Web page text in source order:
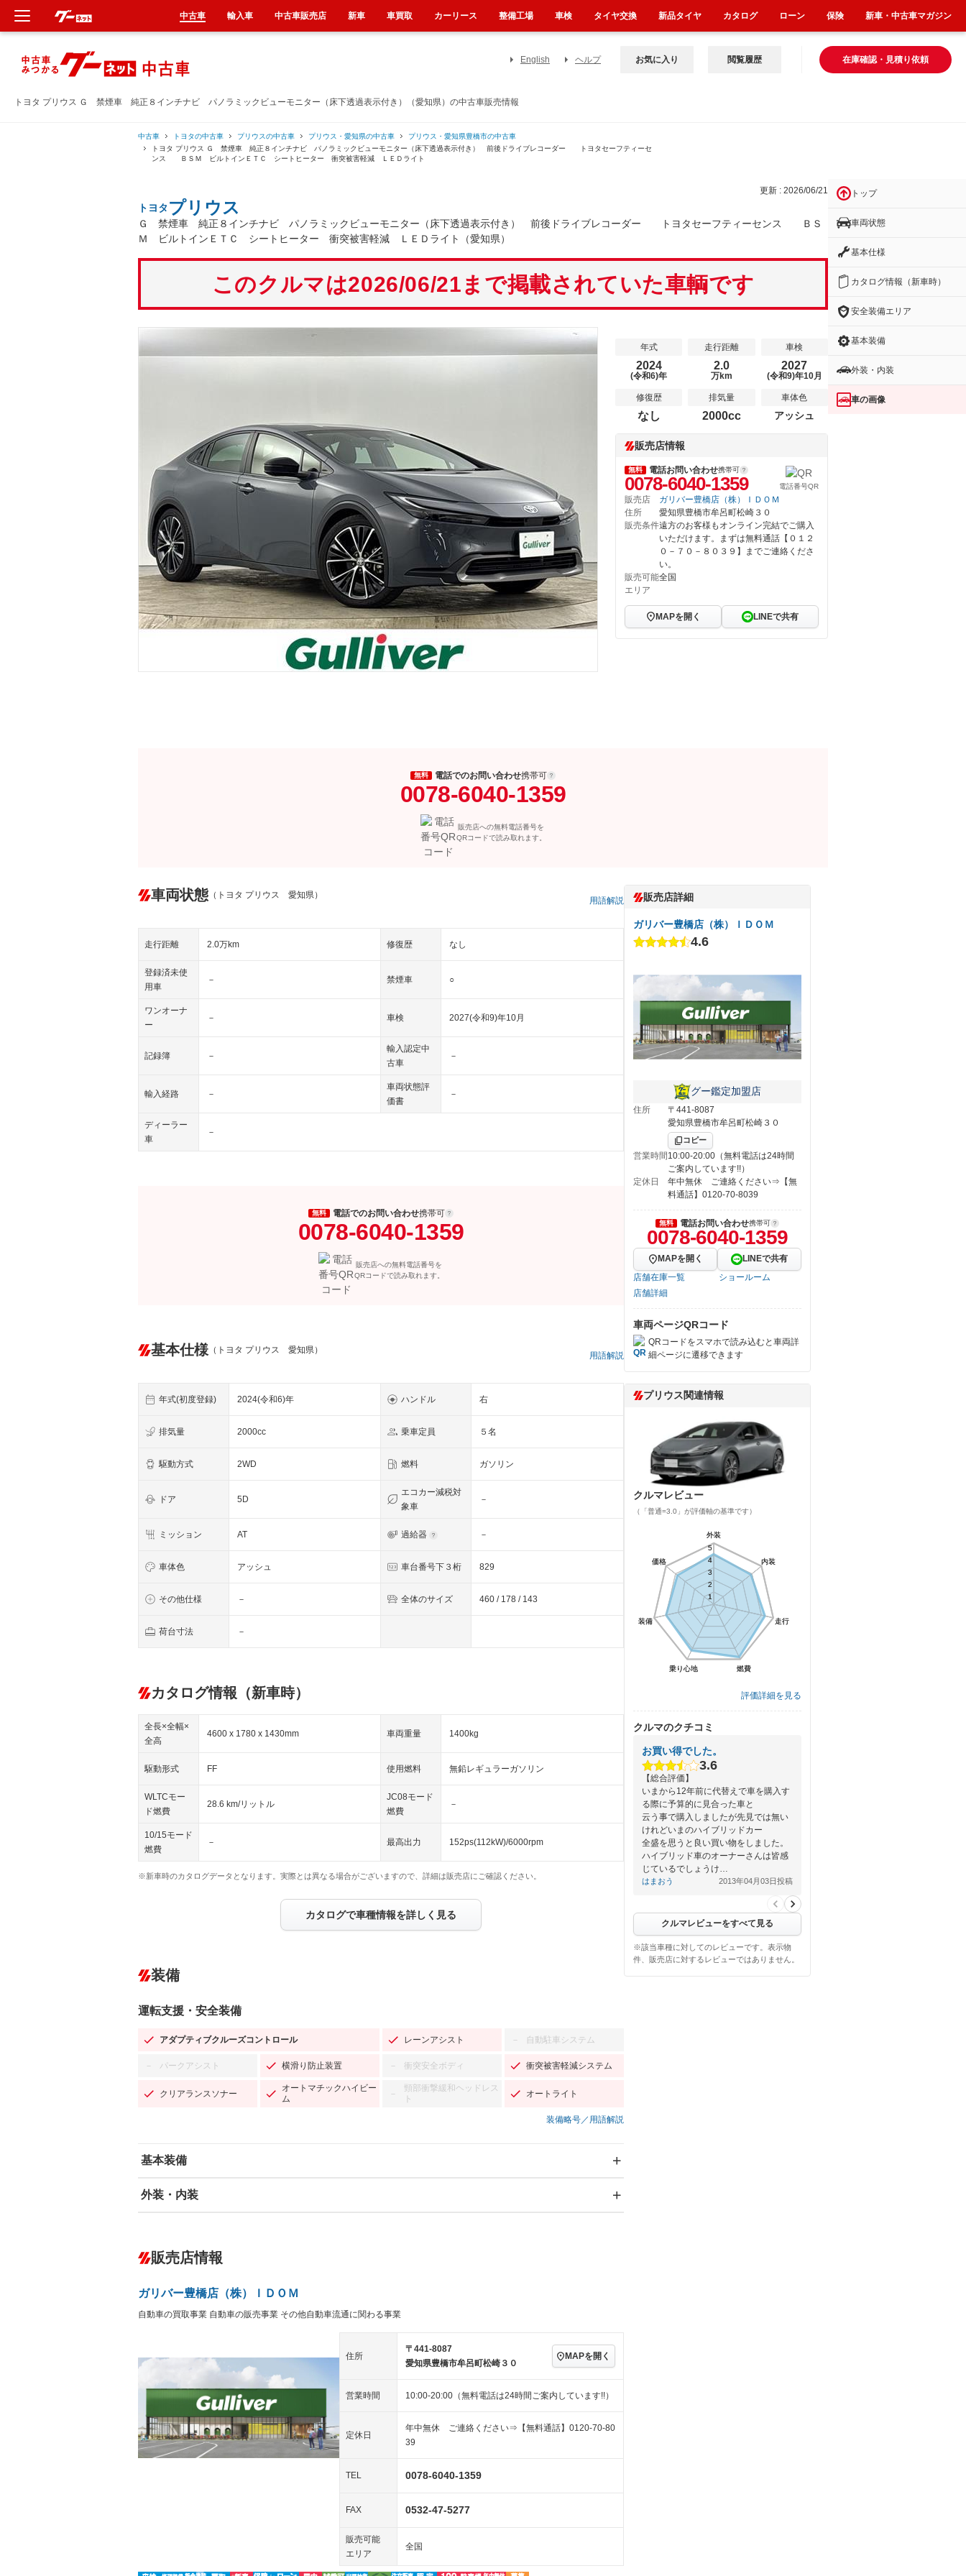
トヨタ プリウス Ｇ 禁煙車 純正８インチナビ パノラミックビューモニター（床下透過表示付き）（愛知県）の中古車販売情報
English ヘルプ 在庫確認・見積り依頼
お気に入り 閲覧履歴
中古車 トヨタの中古車 プリウスの中古車 プリウス・愛知県の中古車
プリウス・愛知県豊橋市の中古車
トヨタ プリウス Ｇ 禁煙車 純正８インチナビ パノラミックビューモニター（床下透過表示付き） 前後ドライブレコーダー トヨタセーフティーセ
ンス ＢＳＭ ビルトインＥＴＣ シートヒーター 衝突被害軽減 ＬＥＤライト
更新 : 2026/06/21
トヨタ プリウス
Ｇ 禁煙車 純正８インチナビ パノラミックビューモニター（床下透過表示付き） 前後ドライブレコーダー トヨタセーフティーセンス ＢＳ
Ｍ ビルトインＥＴＣ シートヒーター 衝突被害軽減 ＬＥＤライト（愛知県）
このクルマは2026/06/21まで掲載されていた車輌です
年式
2024
(令和6)年
走行距離
2.0
万km
車検
2027
(令和9)年10月
修復歴
なし
排気量
2000cc
車体色
アッシュ
販売店情報
無料 電話お問い合わせ携帯可
0078-6040-1359 電話番号QR
販売店
ガリバー豊橋店（株）ＩＤＯＭ
住所
愛知県豊橋市牟呂町松崎３０
販売条件遠方のお客様もオンライン完結でご購入
いただけます。まずは無料通話【０１２
０－７０－８０３９】までご連絡くださ
い。
販売可能
エリア
全国
MAPを開く LINEで共有
無料 電話でのお問い合わせ携帯可
0078-6040-1359
販売店への無料電話番号を
QRコードで読み取れます。
車両状態 （トヨタ プリウス 愛知県）
用語解説
走行距離 2.0万km 修復歴 なし
登録済未使
用車
－ 禁煙車 ○
ワンオーナ
ー
－ 車検 2027(令和9)年10月
記録簿 －
輸入認定中
古車
－
輸入経路 －
車両状態評
価書
－
ディーラー
車
－
無料 電話でのお問い合わせ携帯可
0078-6040-1359
販売店への無料電話番号を
QRコードで読み取れます。
基本仕様 （トヨタ プリウス 愛知県）
用語解説
年式(初度登録) 2024(令和6)年 ハンドル 右
排気量 2000cc 乗車定員 ５名
駆動方式 2WD 燃料 ガソリン
ドア 5D
エコカー減税対
象車
－
ミッション AT 過給器 －
車体色 アッシュ 車台番号下３桁 829
その他仕様 － 全体のサイズ 460 / 178 / 143
荷台寸法 －
カタログ情報（新車時）
全長×全幅×
全高
4600 x 1780 x 1430mm 車両重量 1400kg
駆動形式 FF 使用燃料 無鉛レギュラーガソリン
WLTCモー
ド燃費
28.6 km/リットル
JC08モード
燃費
－
10/15モード
燃費
－ 最高出力 152ps(112kW)/6000rpm
※新車時のカタログデータとなります。実際とは異なる場合がございますので、詳細は販売店にご確認ください。
カタログで車種情報を詳しく見る
装備
運転支援・安全装備
アダプティブクルーズコントロール レーンアシスト － 自動駐車システム
－ パークアシスト 横滑り防止装置 － 衝突安全ボディ 衝突被害軽減システム
クリアランスソナー
オートマチックハイビー
ム
－
頸部衝撃緩和ヘッドレス
ト
オートライト
装備略号／用語解説
基本装備
エアバッグ：運転席/助手席/サイド
－ ダウンヒルアシストコントロール
－ Bluetooth接続 100V電源
装備略号／用語解説
外装・内装
オーディオ：ミュージックプレイヤー接続可
－
ヘッドライトウォッシャ
ー
－ 革シート
LEDヘッドランプ － HID(キセノンライト) －
スマートキー ローダウン
ランフラットタイヤ 3列シート ベンチシート
－ フルフラットシート － チップアップシート オットマン － 電動格納サードシート
シートヒーター － ウォークスルー 後席モニター 電動リアゲート
フロントカメラ シートエアコン 全周囲カメラ
エアサスペンション
販売店情報
ガリバー豊橋店（株）ＩＤＯＭ
自動車の買取事業 自動車の販売事業 その他自動車流通に関わる事業
住所
〒441-8087
愛知県豊橋市牟呂町松崎３０
MAPを開く
営業時間 10:00-20:00（無料電話は24時間ご案内しています!!）
定休日
年中無休 ご連絡ください⇒【無料通話】0120-70-80
39
TEL 0078-6040-1359
FAX 0532-47-5277
販売可能
エリア
全国
販売店詳細
ガリバー豊橋店（株）ＩＤＯＭ
4.6
グー鑑定加盟店
住所
〒441-8087
愛知県豊橋市牟呂町松崎３０
コピー
営業時間10:00-20:00（無料電話は24時間
ご案内しています!!）
定休日
年中無休 ご連絡ください⇒【無
料通話】0120-70-8039
無料 電話お問い合わせ携帯可
0078-6040-1359
MAPを開く
LINEで共有
店舗在庫一覧
ショールーム
店舗詳細
車両ページQRコード
QRコードをスマホで読み込むと車両詳
細ページに遷移できます
プリウス関連情報
クルマレビュー
（「普通=3.0」が評価軸の基準です）
外装
内装
走行
燃費
乗り心地
装備
価格
1
2
3
4
5
外装
内装
走行
燃費
乗り心地
装備
価格
1
2
3
4
5
評価詳細を見る
クルマのクチコミ
お買い得でした。
3.6
【総合評価】
いまから12年前に代替えで車を購入す
る際に予算的に見合った車と
云う事で購入しましたが先見では無い
けれどいまのハイブリッドカー
全盛を思うと良い買い物をしました。
ハイブリッド車のオーナーさんは皆感
じているでしょうけ…
はまおう 2013年04月03日投稿
クルマレビューをすべて見る
※該当車種に対してのレビューです。表示物
件、販売店に対するレビューではありません。
トップ
車両状態
基本仕様
カタログ情報（新車時）
安全装備エリア
基本装備
外装・内装
車の画像
中古車 輸入車 中古車販売店 新車 車買取 カーリース 整備工場 車検 タイヤ交換 新品タイヤ カタログ ローン 保険 新車・中古車マガジン
新車
中古車